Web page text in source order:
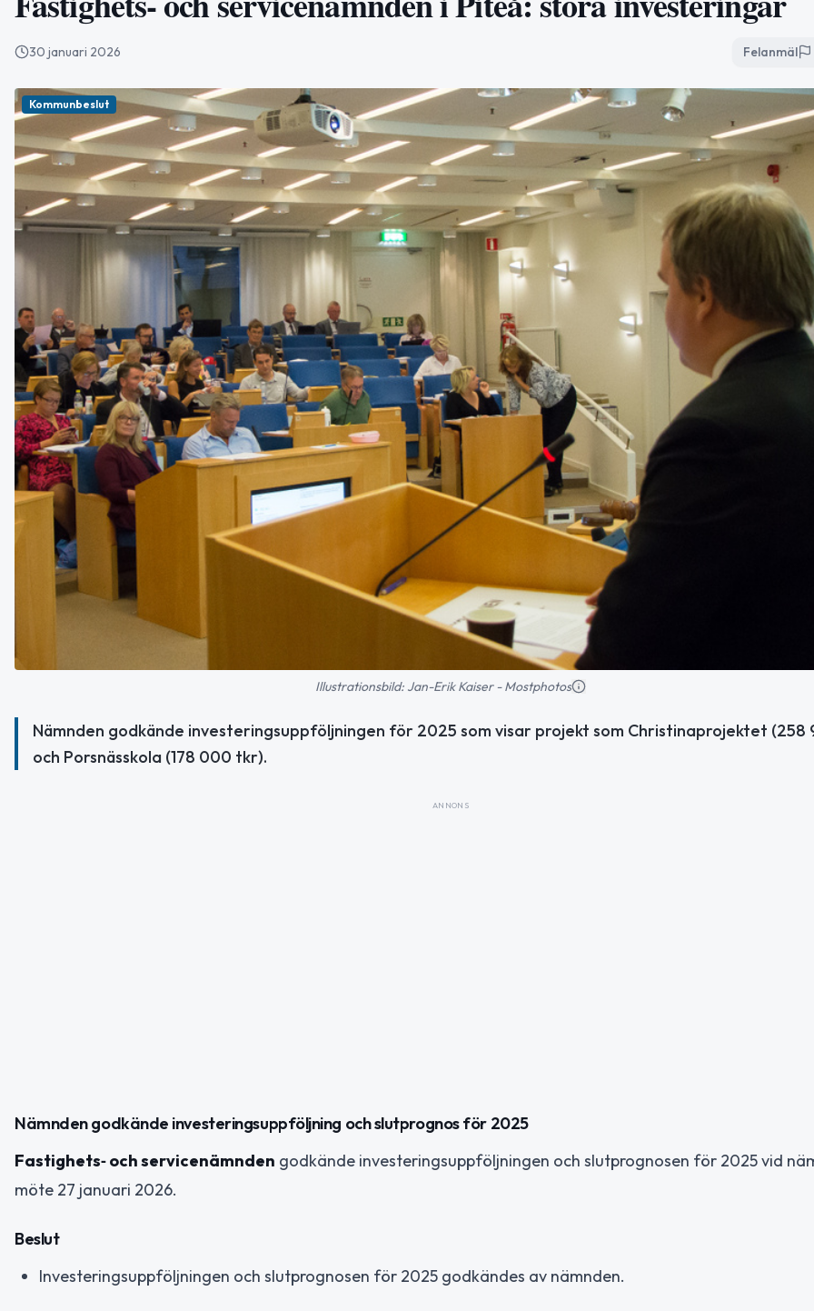
30 januari 2026 Felanmäl
Kommunbeslut
Illustrationsbild: Jan-Erik Kaiser - Mostphotos
Nämnden godkände investeringsuppföljningen för 2025 som visar projekt som Christinaprojektet (258
och Porsnässkola (178 000 tkr).
ANNONS
Nämnden godkände investeringsuppföljning och slutprognos för 2025
Fastighets‑ och servicenämnden godkände investeringsuppföljningen och slutprognosen för 2025 vid
möte 27 januari 2026.
Beslut
Investeringsuppföljningen och slutprognosen för 2025 godkändes av nämnden.